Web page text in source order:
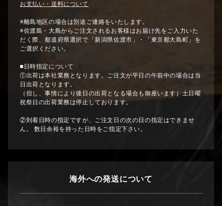
お支払い・送料について
※離島地区の場合は別途ご連絡をいたします。
※佐渡島・大島からご注文されるお客様はお届け先をご入力いた
だく際、都道府県選択で「新潟県佐渡市」・「東京都大島町」を
ご選択ください。
■日時指定について
①出荷は本社業務となります。ご注文が平日の午前中の場合は当
日出荷となります。
（但し、事情により後日の出荷となる場合も御座います）土日曜
祝祭日の出荷業務は停止しております。
②到着日時の指定ですが、ご注文日の次の日の指定はできませ
ん。 数日余裕を持った日時をご指定下さい。
海外への発送について